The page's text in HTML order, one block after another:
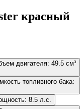
красный